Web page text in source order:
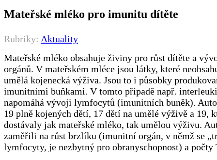
Mateřské mléko pro imunitu dítěte
Rubriky: Aktuality
Mateřské mléko obsahuje živiny pro růst dítěte a
orgánů. V mateřském mléce jsou látky, které
umělá kojenecká výživa. Jsou to i působky
imunitními buňkami. V tomto případě např.
napomáhá vývoji lymfocytů (imunitních buněk).
19 plně kojených dětí, 17 dětí na umělé výživě a 19,
dostávaly jak mateřské mléko, tak umělou výživu.
zaměřili na růst brzlíku (imunitní orgán, v němž se
lymfocyty, je nezbytný pro obranyschopnost) a